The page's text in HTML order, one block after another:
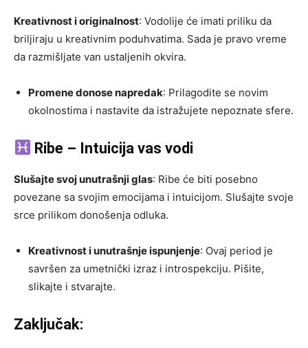
Kreativnost i originalnost: Vodolije će imati priliku da
briljiraju u kreativnim poduhvatima. Sada je pravo vreme
da razmišljate van ustaljenih okvira.
Promene donose napredak: Prilagodite se novim
okolnostima i nastavite da istražujete nepoznate sfere.
Ribe – Intuicija vas vodi
Slušajte svoj unutrašnji glas: Ribe će biti posebno
povezane sa svojim emocijama i intuicijom. Slušajte svoje
srce prilikom donošenja odluka.
Kreativnost i unutrašnje ispunjenje: Ovaj period je
savršen za umetnički izraz i introspekciju. Pišite,
slikajte i stvarajte.
Zaključak: